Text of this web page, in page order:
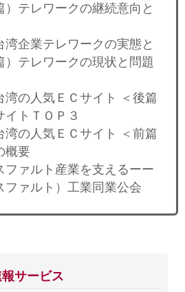
テレワークの継続意向と
湾企業テレワークの実態と
）テレワークの現状と問題
湾の人気ＥＣサイト ＜後篇
イトＴＯＰ３
湾の人気ＥＣサイト ＜前篇
概要
ファルト産業を支えるーー
ファルト）工業同業公会
サービス